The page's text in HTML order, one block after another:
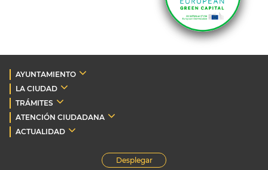
AYUNTAMIENTO
LA CIUDAD
TRÁMITES
ATENCIÓN CIUDADANA
ACTUALIDAD
Desplegar